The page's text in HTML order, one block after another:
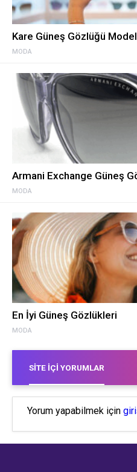
MODA
Kare Güneş Gözlüğü
MODA
Armani Exchange Güneş
MODA
En İyi Güneş Gözlükleri
SITE İÇI YORUMLAR
Yorum yapabilmek için